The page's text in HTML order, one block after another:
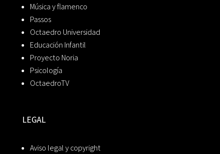
Música y flamenco
Passos
Octaedro Universidad
Educación Infantil
Proyecto Noria
Psicología
OctaedroTV
LEGAL
Aviso legal y copyright